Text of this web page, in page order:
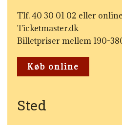
Tlf. 40 30 01 02 eller
Ticketmaster.dk
Billetpriser mellem 190-
Køb online
Sted